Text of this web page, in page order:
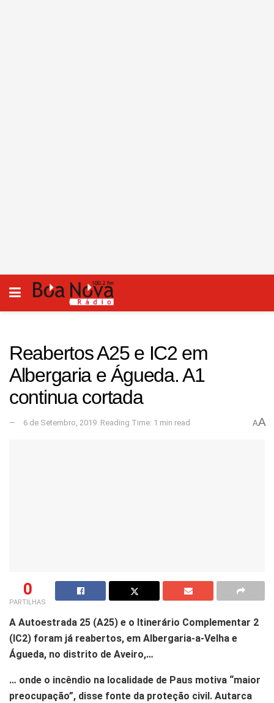
Reabertos A25 e IC2 em
Albergaria e Águeda. A1
continua cortada
6 de Setembro, 2019 Reading Time: 1 min read AA
0
PARTILHAS
A Autoestrada 25 (A25) e o Itinerário Complementar 2
(IC2) foram já reabertos, em Albergaria-a-Velha e
Águeda, no distrito de Aveiro,…
… onde o incêndio na localidade de Paus motiva “maior
preocupação”, disse fonte da proteção civil. Autarca